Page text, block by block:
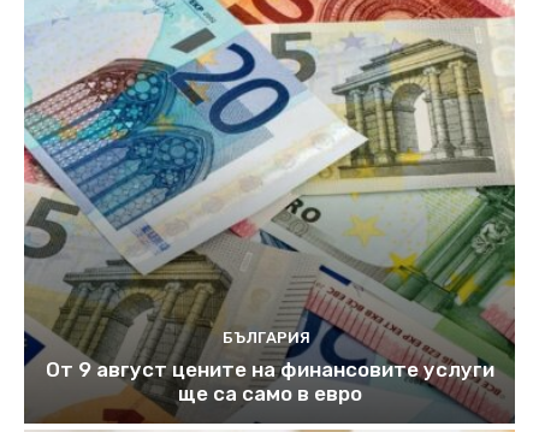
БЪЛГАРИЯ
От 9 август цените на финансовите услуги
ще са само в евро